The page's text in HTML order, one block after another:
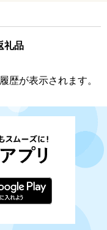
礼品
歴が表示されます。